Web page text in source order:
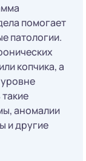
помогает
патологии.
копчика, а
аномалии
и другие